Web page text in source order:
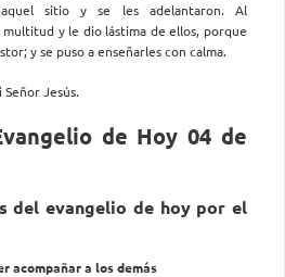
sitio y se les adelantaron. Al
multitud y le dio lástima de ellos, porque
y se puso a enseñarles con calma.
Señor Jesús.
de Hoy 04 de
del evangelio de hoy por el
acompañar a los demás